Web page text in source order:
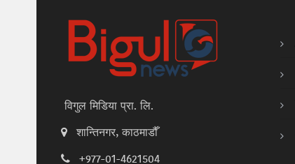
विगुल मिडिया प्रा. लि.
शान्तिनगर, काठमाडौँ
+977-01-4621504